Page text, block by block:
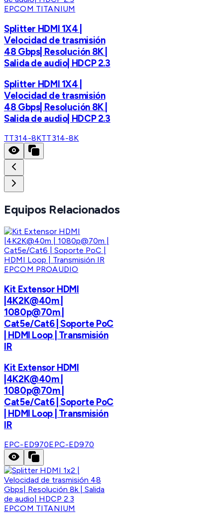
EPCOM TITANIUM
Splitter HDMI 1X4 |
Velocidad de trasmisión
48 Gbps| Resolución 8K |
Salida de audio| HDCP 2.3
Splitter HDMI 1X4 |
Velocidad de trasmisión
48 Gbps| Resolución 8K |
Salida de audio| HDCP 2.3
TT314-8KTT314-8K
Equipos Relacionados
EPCOM PROAUDIO
Kit Extensor HDMI
|4K2K@40m |
1080p@70m |
Cat5e/Cat6 | Soporte PoC
| HDMI Loop | Transmisión
IR
Kit Extensor HDMI
|4K2K@40m |
1080p@70m |
Cat5e/Cat6 | Soporte PoC
| HDMI Loop | Transmisión
IR
EPC-ED970EPC-ED970
EPCOM TITANIUM